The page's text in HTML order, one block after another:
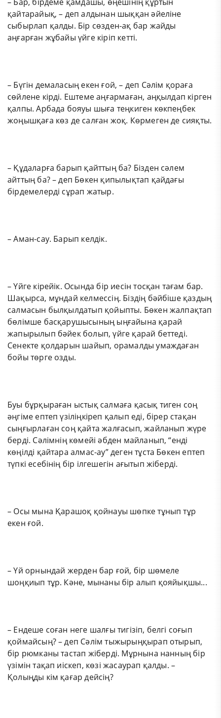
қайтарайық, – деп алдынан шыққан әйеліне
сыбырлап қалды. Бір сөзден-ақ бар жайды
аңғарған жұбайы үйге кіріп кетті.
– Бүгін демаласың екен ғой, – деп Сәлім қораға
сөйлене кірді. Ештеме аңғармаған, аңқылдап кірген
қалпы. Арбада бояуы шыға теңкиген көкпеңбек
жоңышқаға көз де салған жоқ. Көрмеген де сияқты.
– Құдаларға барып қайттың ба? Бізден сәлем
айттың ба? – деп Бөкен қипылықтап қайдағы
бірдемелерді сұрап жатыр.
– Аман-сау. Барып келдік.
– Үйге кірейік. Осында бір иесін тосқан тағам бар.
Шақырса, мұндай келмессің. Біздің бәйбіше қаздың
салмасын былқылдатып қойыпты. Бөкен жалпақтап
бөлімше басқарушысының ыңғайына қарай
жапырылып бәйек болып, үйге қарай беттеді.
Сенекте қолдарын шайып, орамалды умаждаған
бойы төрге озды.
Буы бұрқыраған ыстық салмаға қасық тиген соң
әңгіме ептеп үзіліңкіреп қалып еді, бірер стақан
сыңғырлаған соң қайта жалғасып, жайланып жүре
берді. Сәлімнің көмейі әбден майланып, “енді
көңілді қайтара алмас-ау” деген тұста Бөкен ептеп
түпкі есебінің бір ілгешегін ағытып жіберді.
– Осы мына Қарашоқ қойнауы шөпке тұнып тұр
екен ғой.
– Үй орнындай жерден бар ғой, бір шөмеле
шоңқиып тұр. Кәне, мынаны бір алып қояйықшы...
– Ендеше соған неге шалғы тигізіп, белгі соғып
қоймайсың? – деп Сәлім тыжырыңқырап отырып,
бір рюмканы тастап жіберді. Мұрнына нанның бір
үзімін тақап иіскеп, көзі жасаурап қалды. –
Қолыңды кім қағар дейсің?